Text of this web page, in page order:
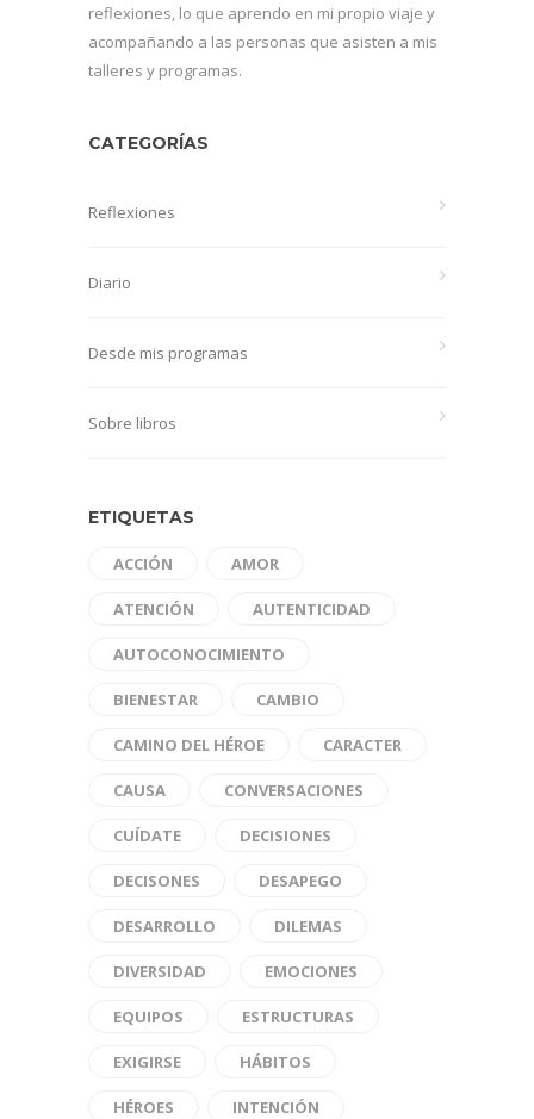
reflexiones, lo que aprendo en mi propio viaje y
acompañando a las personas que asisten a mis
talleres y programas.
CATEGORÍAS
Reflexiones
Diario
Desde mis programas
Sobre libros
ETIQUETAS
ACCIÓN AMOR
ATENCIÓN AUTENTICIDAD
AUTOCONOCIMIENTO
BIENESTAR CAMBIO
CAMINO DEL HÉROE CARACTER
CAUSA CONVERSACIONES
CUÍDATE DECISIONES
DECISONES DESAPEGO
DESARROLLO DILEMAS
DIVERSIDAD EMOCIONES
EQUIPOS ESTRUCTURAS
EXIGIRSE HÁBITOS
HÉROES INTENCIÓN